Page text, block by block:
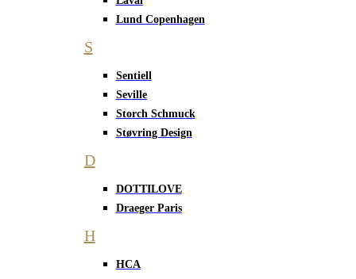
Lund Copenhagen
S
Sentiell
Seville
Storch Schmuck
Støvring Design
D
DOTTILOVE
Draeger Paris
H
HCA